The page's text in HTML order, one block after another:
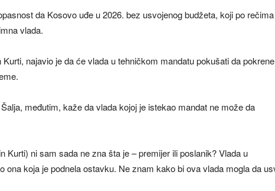
da Kosovo uđe u 2026. bez usvojenog budžeta, koji po rečima
vlada.
najavio je da će vlada u tehničkom mandatu pokušati da pokrene
međutim, kaže da vlada kojoj je istekao mandat ne može da
Kurti) ni sam sada ne zna šta je – premijer ili poslanik? Vlada u
ona koja je podnela ostavku. Ne znam kako bi ova vlada mogla da